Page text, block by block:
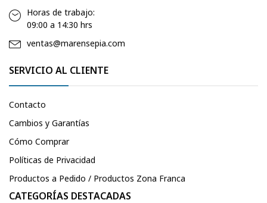
Horas de trabajo:
09:00 a 14:30 hrs
ventas@marensepia.com
SERVICIO AL CLIENTE
Contacto
Cambios y Garantías
Cómo Comprar
Políticas de Privacidad
Productos a Pedido / Productos Zona Franca
CATEGORÍAS DESTACADAS